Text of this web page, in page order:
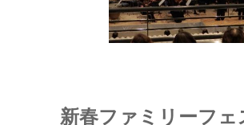
新春ファミリーフェ